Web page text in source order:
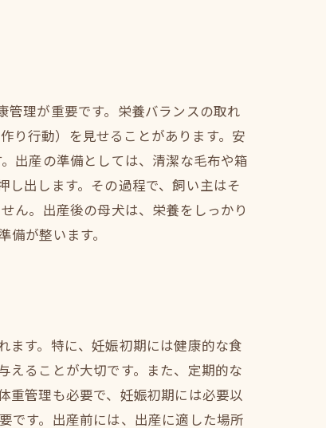
理が重要です。栄養バランスの取れ
り行動）を見せることがあります。安
出産の準備としては、清潔な毛布や箱
出します。その過程で、飼い主はそ
ん。出産後の母犬は、栄養をしっかり
が整います。
ます。特に、妊娠初期には健康的な食
えることが大切です。また、定期的な
重管理も必要で、妊娠初期には必要以
です。出産前には、出産に適した場所